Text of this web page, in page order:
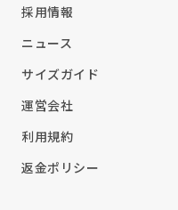
採用情報
ニュース
サイズガイド
運営会社
利用規約
返金ポリシー